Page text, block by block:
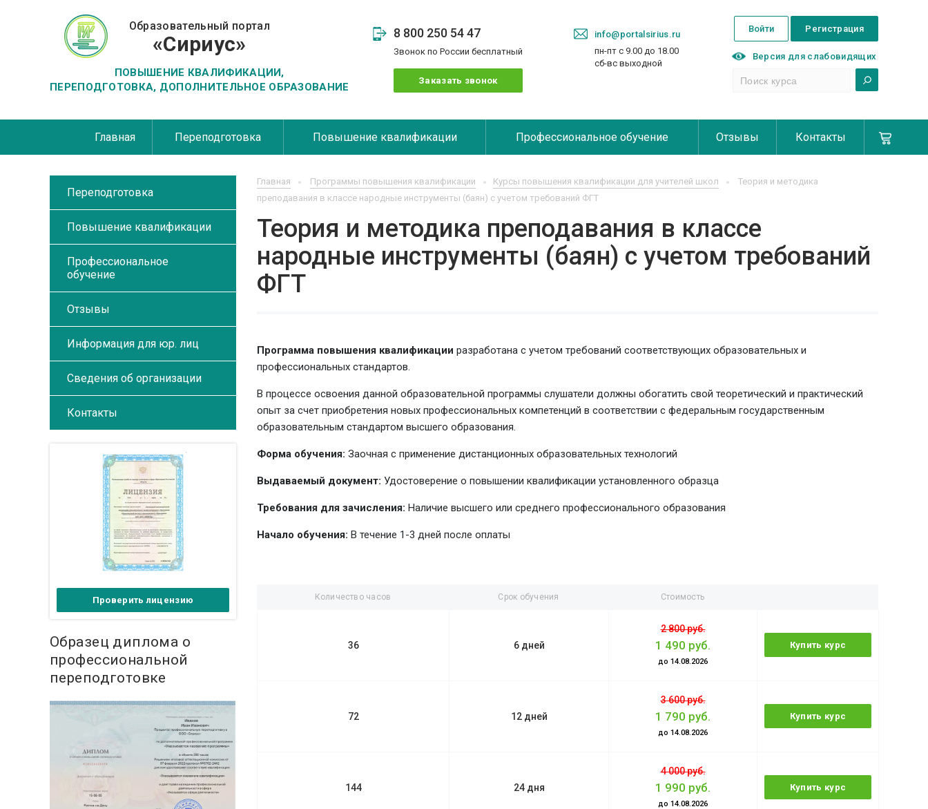
Образовательный портал
«Сириус»
ПОВЫШЕНИЕ КВАЛИФИКАЦИИ,
ПЕРЕПОДГОТОВКА, ДОПОЛНИТЕЛЬНОЕ ОБРАЗОВАНИЕ
8 800 250 54 47
Звонок по России бесплатный
Заказать звонок
info@portalsirius.ru
пн-пт с 9.00 до 18.00
сб-вс выходной
Регистрация
Войти
Версия для слабовидящих
Главная Переподготовка Повышение квалификации Профессиональное обучение Отзывы Контакты
Главная Программы повышения квалификации Курсы повышения квалификации для учителей школ
Теория и методика
преподавания в классе народные инструменты (баян) с учетом требований ФГТ
Теория и методика преподавания в классе
народные инструменты (баян) с учетом требований
ФГТ
Программа повышения квалификации разработана с учетом требований соответствующих образовательных и
профессиональных стандартов.
В процессе освоения данной образовательной программы слушатели должны обогатить свой теоретический и практический
опыт за счет приобретения новых профессиональных компетенций в соответствии с федеральным государственным
образовательным стандартом высшего образования.
Форма обучения: Заочная с применение дистанционных образовательных технологий
Выдаваемый документ: Удостоверение о повышении квалификации установленного образца
Требования для зачисления: Наличие высшего или среднего профессионального образования
Начало обучения: В течение 1-3 дней после оплаты
Количество часов Срок обучения Стоимость
36 6 дней
2 800 руб.
1 490 руб.
до 14.08.2026
Купить курс
72 12 дней
3 600 руб.
1 790 руб.
до 14.08.2026
Купить курс
144 24 дня
4 000 руб.
1 990 руб.
до 14.08.2026
Купить курс
Переподготовка
Повышение квалификации
Профессиональное
обучение
Отзывы
Информация для юр. лиц
Сведения об организации
Контакты
Проверить лицензию
Образец диплома о
профессиональной
переподготовке